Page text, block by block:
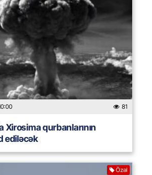
81
Xirosima qurbanlarının
ediləcək
Özəl